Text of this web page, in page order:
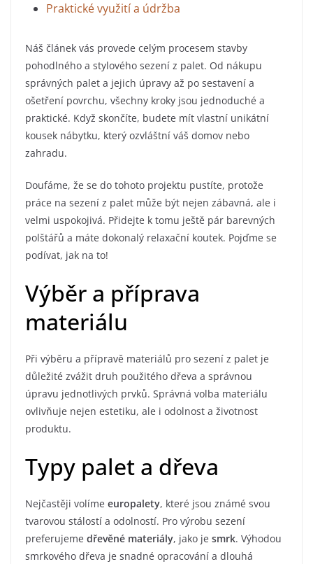
Praktické využití a údržba
Náš článek vás provede celým procesem stavby
pohodlného a stylového sezení z palet. Od nákupu
správných palet a jejich úpravy až po sestavení a
ošetření povrchu, všechny kroky jsou jednoduché a
praktické. Když skončíte, budete mít vlastní unikátní
kousek nábytku, který ozvláštní váš domov nebo
zahradu.
Doufáme, že se do tohoto projektu pustíte, protože
práce na sezení z palet může být nejen zábavná, ale i
velmi uspokojivá. Přidejte k tomu ještě pár barevných
polštářů a máte dokonalý relaxační koutek. Pojďme se
podívat, jak na to!
Výběr a příprava
materiálu
Při výběru a přípravě materiálů pro sezení z palet je
důležité zvážit druh použitého dřeva a správnou
úpravu jednotlivých prvků. Správná volba materiálu
ovlivňuje nejen estetiku, ale i odolnost a životnost
produktu.
Typy palet a dřeva
Nejčastěji volíme europalety, které jsou známé svou
tvarovou stálostí a odolností. Pro výrobu sezení
preferujeme dřevěné materiály, jako je smrk. Výhodou
smrkového dřeva je snadné opracování a dlouhá